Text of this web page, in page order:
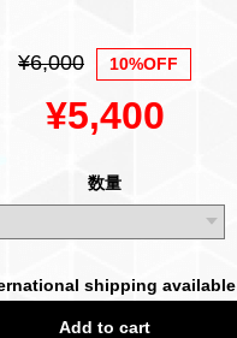
¥6,000 10%OFF
¥5,400
数量
shipping available
Add to cart